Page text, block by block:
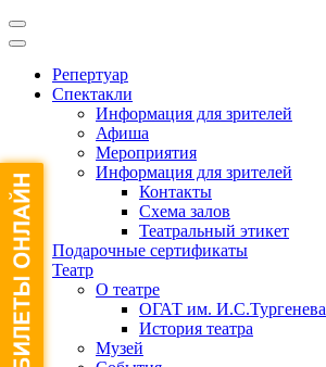
Репертуар
Спектакли
Информация для зрителей
Афиша
Мероприятия
Информация для зрителей
Контакты
Схема залов
Театральный этикет
Подарочные сертификаты
Театр
О театре
ОГАТ им. И.С.Тургенева
История театра
Музей